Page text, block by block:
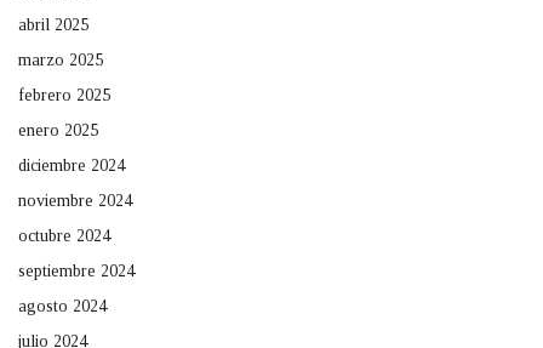
abril 2025
marzo 2025
febrero 2025
enero 2025
diciembre 2024
noviembre 2024
octubre 2024
septiembre 2024
agosto 2024
julio 2024